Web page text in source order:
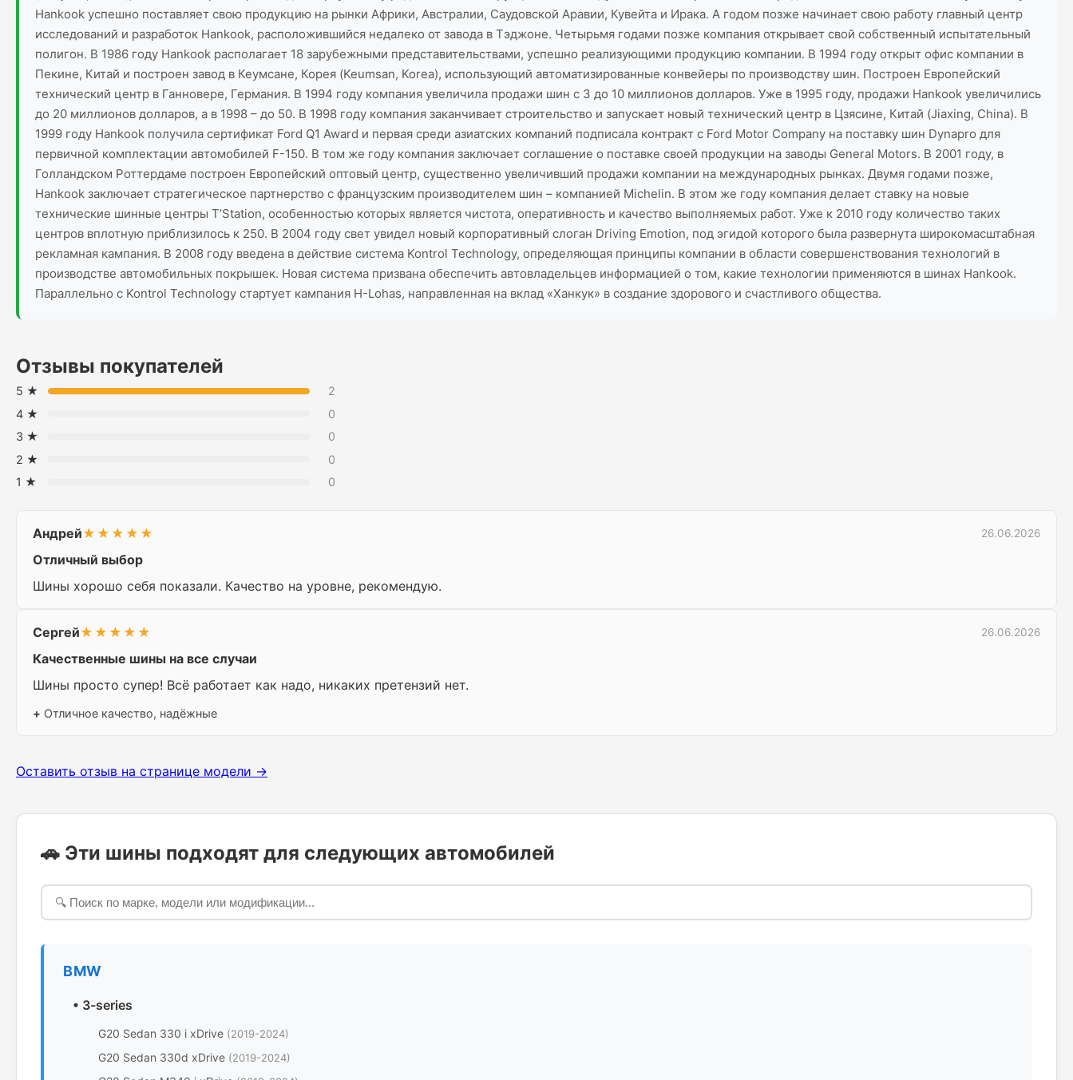
Hankook успешно поставляет свою продукцию на рынки Африки, Австралии, Саудовской Аравии, Кувейта и Ирака. А годом позже начинает свою работу главный центр
исследований и разработок Hankook, расположившийся недалеко от завода в Тэджоне. Четырьмя годами позже компания открывает свой собственный испытательный
полигон. В 1986 году Hankook располагает 18 зарубежными представительствами, успешно реализующими продукцию компании. В 1994 году открыт офис компании в
Пекине, Китай и построен завод в Кеумсане, Корея (Keumsan, Korea), использующий автоматизированные конвейеры по производству шин. Построен Европейский
технический центр в Ганновере, Германия. В 1994 году компания увеличила продажи шин с 3 до 10 миллионов долларов. Уже в 1995 году, продажи Hankook увеличились
до 20 миллионов долларов, а в 1998 – до 50. В 1998 году компания заканчивает строительство и запускает новый технический центр в Цзясине, Китай (Jiaxing, China). В
1999 году Hankook получила сертификат Ford Q1 Award и первая среди азиатских компаний подписала контракт с Ford Motor Company на поставку шин Dynapro для
первичной комплектации автомобилей F-150. В том же году компания заключает соглашение о поставке своей продукции на заводы General Motors. В 2001 году, в
Голландском Роттердаме построен Европейский оптовый центр, существенно увеличивший продажи компании на международных рынках. Двумя годами позже,
Hankook заключает стратегическое партнерство с французским производителем шин – компанией Michelin. В этом же году компания делает ставку на новые
технические шинные центры T’Station, особенностью которых является чистота, оперативность и качество выполняемых работ. Уже к 2010 году количество таких
центров вплотную приблизилось к 250. В 2004 году свет увидел новый корпоративный слоган Driving Emotion, под эгидой которого была развернута широкомасштабная
рекламная кампания. В 2008 году введена в действие система Kontrol Technology, определяющая принципы компании в области совершенствования технологий в
производстве автомобильных покрышек. Новая система призвана обеспечить автовладельцев информацией о том, какие технологии применяются в шинах Hankook.
Параллельно с Kontrol Technology стартует кампания H-Lohas, направленная на вклад «Ханкук» в создание здорового и счастливого общества.
Отзывы покупателей
5 ★
2
4 ★
0
3 ★
0
2 ★
0
1 ★
0
Андрей★★★★★ 26.06.2026
Отличный выбор
Шины хорошо себя показали. Качество на уровне, рекомендую.
Сергей★★★★★ 26.06.2026
Качественные шины на все случаи
Шины просто супер! Всё работает как надо, никаких претензий нет.
+ Отличное качество, надёжные
Оставить отзыв на странице модели →
🚗 Эти шины подходят для следующих автомобилей
BMW
• 3-series
G20 Sedan 330 i xDrive (2019-2024)
G20 Sedan 330d xDrive (2019-2024)